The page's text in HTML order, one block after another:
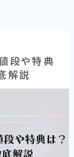
段や特典
解説